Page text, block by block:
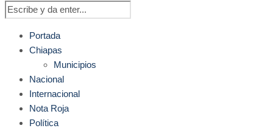
Portada
Chiapas
Municipios
Nacional
Internacional
Nota Roja
Política